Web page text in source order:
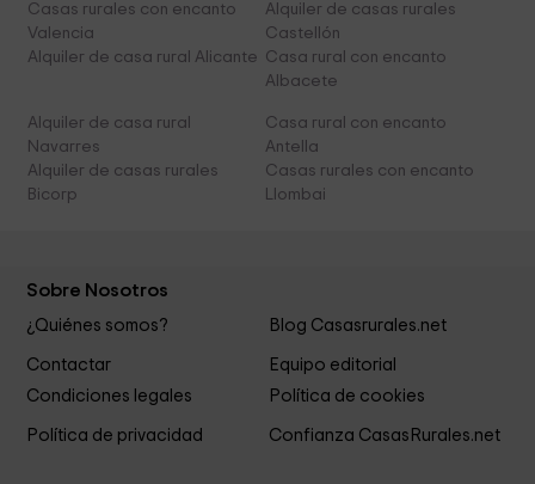
Casas rurales con encanto
Valencia
Alquiler de casas rurales
Castellón
Alquiler de casa rural Alicante Casa rural con encanto
Albacete
Alquiler de casa rural
Navarres
Casa rural con encanto
Antella
Alquiler de casas rurales
Bicorp
Casas rurales con encanto
Llombai
Sobre Nosotros
¿Quiénes somos? Blog Casasrurales.net
Contactar
Equipo editorial
Condiciones legales
Política de cookies
Política de privacidad Confianza CasasRurales.net